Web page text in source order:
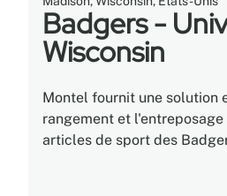
Badgers -
Wisconsin
Montel fournit une solution
rangement et
articles de sport des